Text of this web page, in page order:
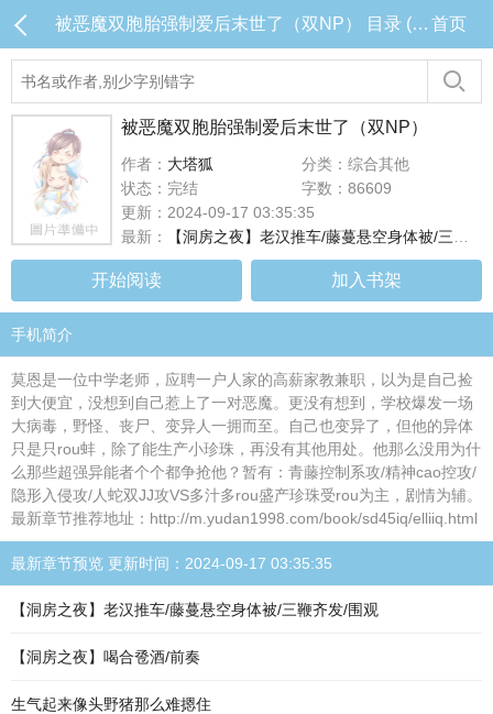
被恶魔双胞胎强制爱后末世了（双NP） 目录 (共35章) 首页
被恶魔双胞胎强制爱后末世了（双NP）
作者： 大塔狐
分类：综合其他
状态：完结
字数：86609
更新：2024-09-17 03:35:35
最新：
【洞房之夜】老汉推车/藤蔓悬空身体被/三鞭齐发/围观
开始阅读 加入书架
手机简介
莫恩是一位中学老师，应聘一户人家的高薪家教兼职，以为是自己捡
到大便宜，没想到自己惹上了一对恶魔。更没有想到，学校爆发一场
大病毒，野怪、丧尸、变异人一拥而至。自己也变异了，但他的异体
只是只rou蚌，除了能生产小珍珠，再没有其他用处。他那么没用为什
么那些超强异能者个个都争抢他？暂有：青藤控制系攻/精神cao控攻/
隐形入侵攻/人蛇双JJ攻VS多汁多rou盛产珍珠受rou为主，剧情为辅。
最新章节推荐地址：http://m.yudan1998.com/book/sd45iq/elliiq.html
最新章节预览 更新时间：2024-09-17 03:35:35
【洞房之夜】老汉推车/藤蔓悬空身体被/三鞭齐发/围观
【洞房之夜】喝合卺酒/前奏
生气起来像头野猪那么难摁住